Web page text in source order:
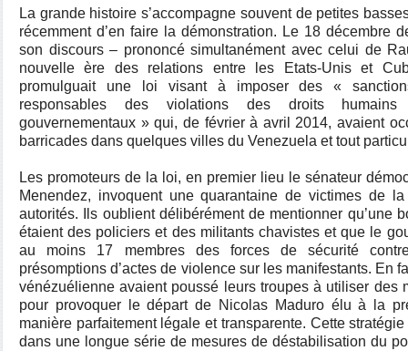
La grande histoire s’accompagne souvent de petites
récemment d’en faire la démonstration. Le 18 décembre
son discours – prononcé simultanément avec celui de
nouvelle ère des relations entre les Etats-Unis et
promulguait une loi visant à imposer des «
responsables des violations des droits
gouvernementaux » qui, de février à avril 2014, avaient
barricades dans quelques villes du Venezuela et tout
Les promoteurs de la loi, en premier lieu le sénateur
Menendez, invoquent une quarantaine de victimes de
autorités. Ils oublient délibérément de mentionner qu’une
étaient des policiers et des militants chavistes et que le
au moins 17 membres des forces de sécurité
présomptions d’actes de violence sur les manifestants. En
vénézuélienne avaient poussé leurs troupes à utiliser des
pour provoquer le départ de Nicolas Maduro élu à la
manière parfaitement légale et transparente. Cette
dans une longue série de mesures de déstabilisation du